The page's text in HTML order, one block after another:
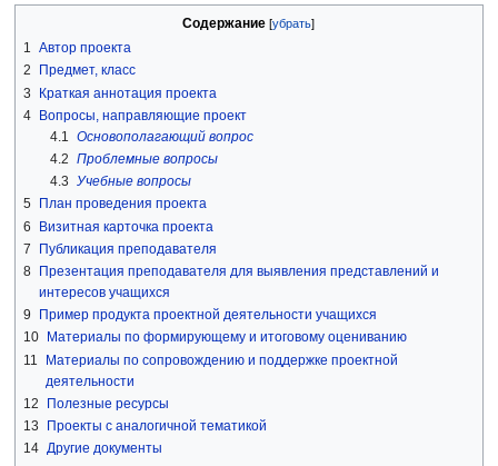
к
к
Содержание
1 Автор проекта
2
Предмет, класс
3
Краткая аннотация проекта
4 Вопросы, направляющие проект
4.1
Основополагающий вопрос
4.2 Проблемные вопросы
4.3 Учебные вопросы
5
План проведения проекта
6
Визитная карточка проекта
7
Публикация преподавателя
8
Презентация преподавателя для выявления представлений и
интересов учащихся
9
Пример продукта проектной деятельности учащихся
10
Материалы по формирующему и итоговому оцениванию
11
Материалы по сопровождению и поддержке проектной
деятельности
12
Полезные ресурсы
13
Проекты с аналогичной тематикой
14 Другие документы